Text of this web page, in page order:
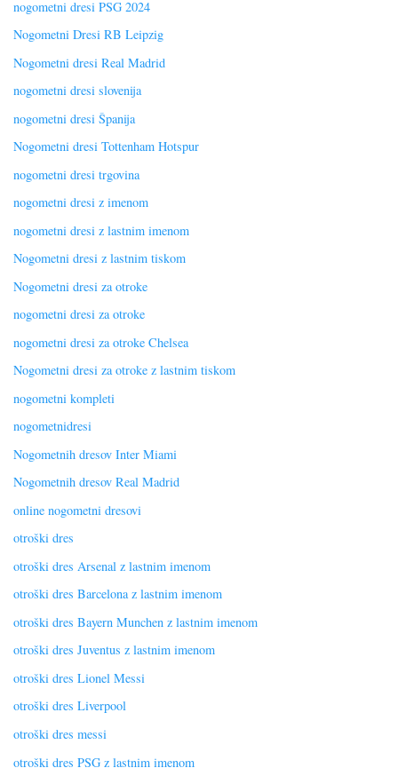
nogometni dresi PSG 2024
Nogometni Dresi RB Leipzig
Nogometni dresi Real Madrid
nogometni dresi slovenija
nogometni dresi Španija
Nogometni dresi Tottenham Hotspur
nogometni dresi trgovina
nogometni dresi z imenom
nogometni dresi z lastnim imenom
Nogometni dresi z lastnim tiskom
Nogometni dresi za otroke
nogometni dresi za otroke
nogometni dresi za otroke Chelsea
Nogometni dresi za otroke z lastnim tiskom
nogometni kompleti
nogometnidresi
Nogometnih dresov Inter Miami
Nogometnih dresov Real Madrid
online nogometni dresovi
otroški dres
otroški dres Arsenal z lastnim imenom
otroški dres Barcelona z lastnim imenom
otroški dres Bayern Munchen z lastnim imenom
otroški dres Juventus z lastnim imenom
otroški dres Lionel Messi
otroški dres Liverpool
otroški dres messi
otroški dres PSG z lastnim imenom